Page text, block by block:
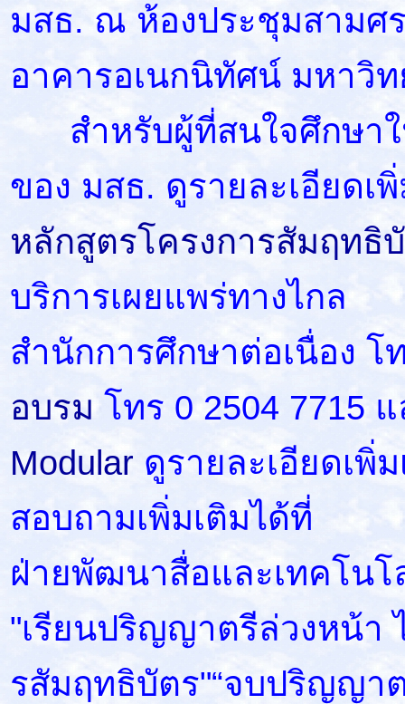
มสธ. ณ ห้องประชุมสามศ
อาคารอเนกนิทัศน์ มหาวิ
สำหรับผู้ที่สนใจศึกษาใ
ของ มสธ. ดูรายละเอียดเ
หลักสูตรโครงการสัมฤทธิ
บริการเผยแพร่ทางไกล
สำนักการศึกษาต่อเนื่อง โ
อบรมโทร 0 2504 7715
Modular ดูรายละเอียดเพิ่
สอบถามเพิ่มเติมได้ที่
ฝ่ายพัฒนาสื่อและเทคโนโ
"เรียนปริญญาตรีล่วงหน้า
รสัมฤทธิบัตร"“จบปริญญา